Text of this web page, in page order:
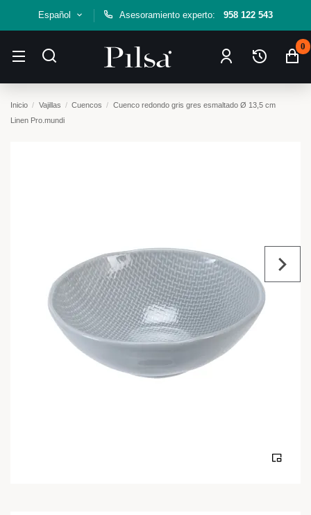
Español Asesoramiento experto: 958 122 543
0
Inicio Vajillas Cuencos
Cuenco redondo gris gres esmaltado Ø 13,5 cm
Linen Pro.mundi